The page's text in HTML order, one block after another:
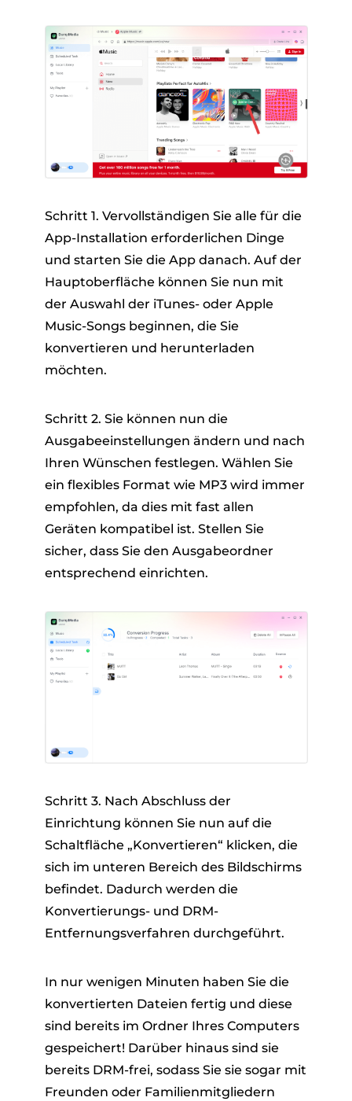
Schritt 1. Vervollständigen Sie alle für die
App-Installation erforderlichen Dinge
und starten Sie die App danach. Auf der
Hauptoberfläche können Sie nun mit
der Auswahl der iTunes- oder Apple
Music-Songs beginnen, die Sie
konvertieren und herunterladen
möchten.
Schritt 2. Sie können nun die
Ausgabeeinstellungen ändern und nach
Ihren Wünschen festlegen. Wählen Sie
ein flexibles Format wie MP3 wird immer
empfohlen, da dies mit fast allen
Geräten kompatibel ist. Stellen Sie
sicher, dass Sie den Ausgabeordner
entsprechend einrichten.
Schritt 3. Nach Abschluss der
Einrichtung können Sie nun auf die
Schaltfläche „Konvertieren“ klicken, die
sich im unteren Bereich des Bildschirms
befindet. Dadurch werden die
Konvertierungs- und DRM-
Entfernungsverfahren durchgeführt.
In nur wenigen Minuten haben Sie die
konvertierten Dateien fertig und diese
sind bereits im Ordner Ihres Computers
gespeichert! Darüber hinaus sind sie
bereits DRM-frei, sodass Sie sie sogar mit
Freunden oder Familienmitgliedern